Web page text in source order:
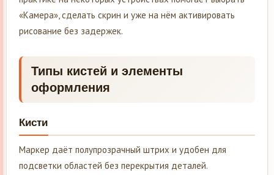
«Камера», сделать скрин и уже на нём активировать
рисование без задержек.
Типы кистей и элементы
оформления
Кисти
Маркер даёт полупрозрачный штрих и удобен для
подсветки областей без перекрытия деталей.